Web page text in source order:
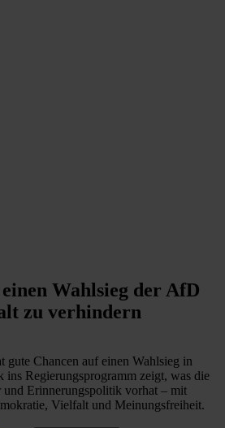
Wahlsieg der AfD
zu verhindern
gute Chancen auf einen Wahlsieg in
Regierungsprogramm zeigt, was die
Erinnerungspolitik vorhat – mit
Vielfalt und Meinungsfreiheit.